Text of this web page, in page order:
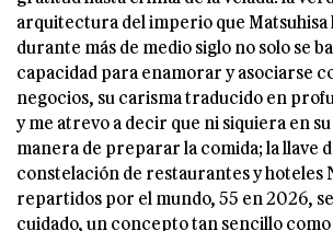
arquitectura del imperio que
durante más de medio siglo no solo se
capacidad para enamorar y asociarse
negocios, su carisma traducido en
y me atrevo a decir que ni siquiera en
manera de preparar la comida; la llave
constelación de restaurantes y hoteles
repartidos por el mundo, 55 en 2026, se
cuidado, un concepto tan sencillo